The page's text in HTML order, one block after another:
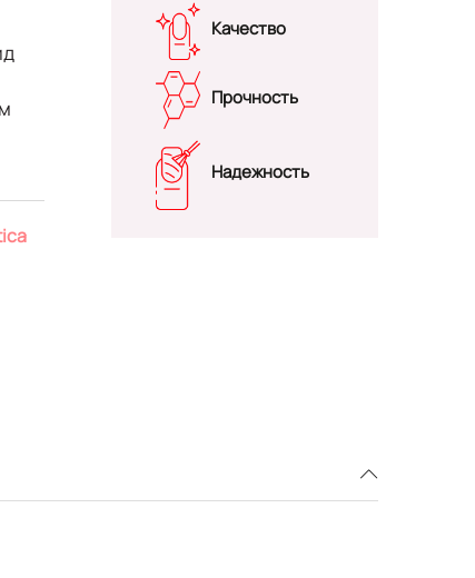
Качество
Прочность
Надежность